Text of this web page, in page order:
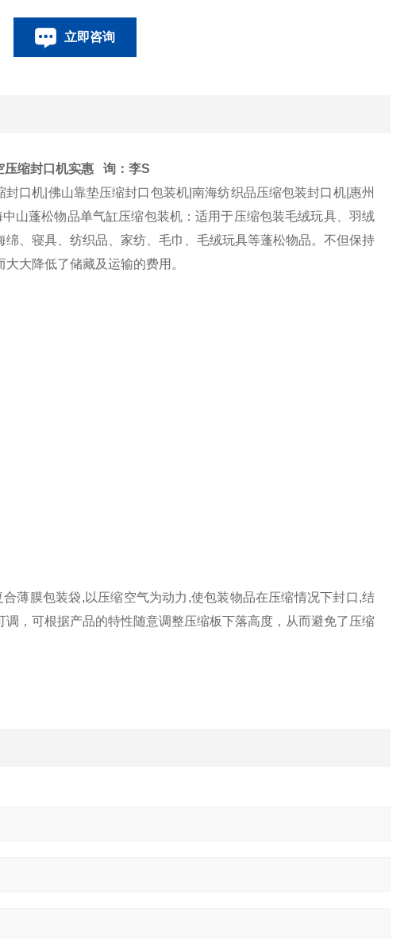
立即咨询
压缩封口机实惠 询：李S
口机|佛山靠垫压缩封口包装机|南海纺织品压缩包装封口机|惠州
山蓬松物品单气缸压缩包装机：适用于压缩包装毛绒玩具、羽绒
、寝具、纺织品、家纺、毛巾、毛绒玩具等蓬松物品。不但保持
大降低了储藏及运输的费用。
薄膜包装袋,以压缩空气为动力,使包装物品在压缩情况下封口,结
，可根据产品的特性随意调整压缩板下落高度，从而避免了压缩